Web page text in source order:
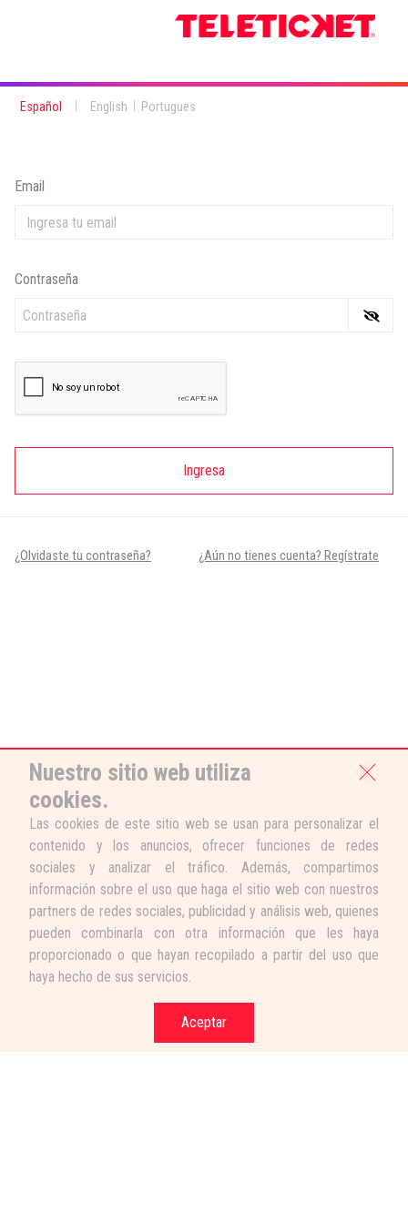
Español English Portugues
Email
Contraseña
Ingresa
¿Olvidaste tu contraseña? ¿Aún no tienes cuenta? Regístrate
Nuestro sitio web utiliza
cookies.
Las cookies de este sitio web se usan para personalizar el
contenido y los anuncios, ofrecer funciones de redes
sociales y analizar el tráfico. Además, compartimos
información sobre el uso que haga el sitio web con nuestros
partners de redes sociales, publicidad y análisis web, quienes
pueden combinarla con otra información que les haya
proporcionado o que hayan recopilado a partir del uso que
haya hecho de sus servicios.
Aceptar